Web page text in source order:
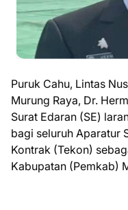
Puruk Cahu, Lintas
Murung Raya, Dr.
Surat Edaran (SE)
bagi seluruh Aparatur
Kontrak (Tekon)
Kabupatan (Pemkab)